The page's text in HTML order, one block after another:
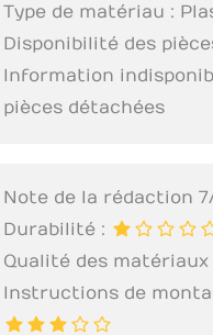
Type de matériau :
Disponibilité des
Information
pièces détachées
Note de la rédaction
Durabilité :
Qualité des matériaux
Instructions de